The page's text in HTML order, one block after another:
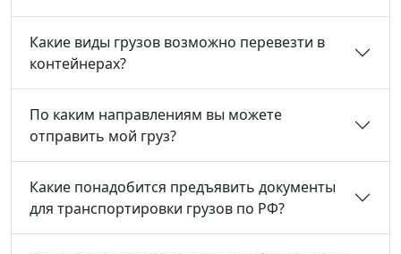
Какие виды грузов возможно перевезти в
контейнерах?
По каким направлениям вы можете
отправить мой груз?
Какие понадобится предъявить документы
для транспортировки грузов по РФ?